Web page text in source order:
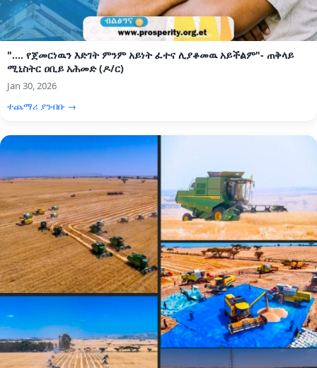
".... የጀመርነዉን እድገት ምንም አይነት ፈተና ሊያቆመዉ አይችልም"- ጠቅላይ
ሚኒስትር ዐቢይ አሕመድ (ዶ/ር)
Jan 30, 2026
ተጨማሪ ያንብቡ →